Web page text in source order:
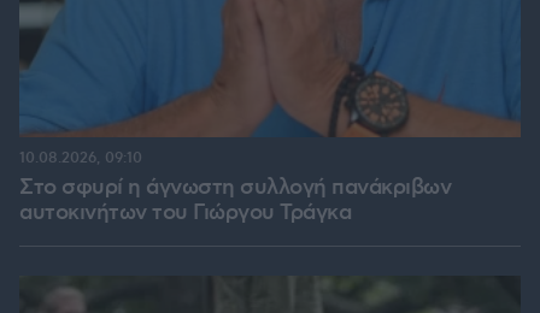
Στο σφυρί η άγνωστη συλλογή πανάκριβων
αυτοκινήτων του Γιώργου Τράγκα
10.08.2026, 09:10